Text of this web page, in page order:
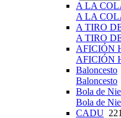
A LA
A LA
A TIRO
A TIRO
AFICIÓN
AFICIÓN
Baloncesto
Baloncesto
Bola de
Bola de
CADU 221